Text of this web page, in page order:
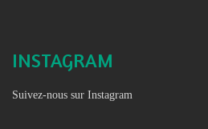
INSTAGRAM
Suivez-nous sur Instagram